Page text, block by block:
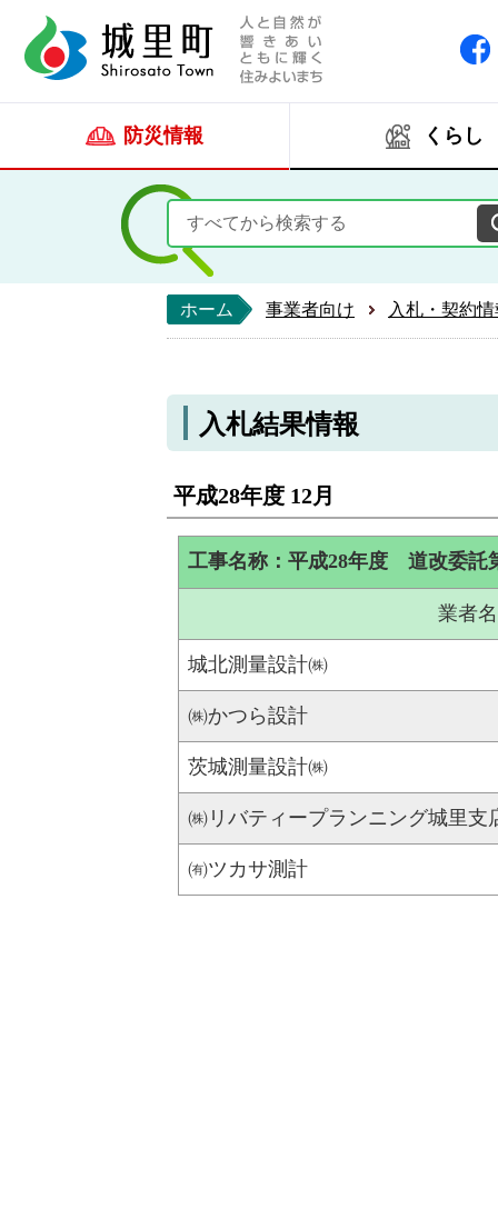
防災情報 くらし
ホーム 事業者向け 入札・契約
入札結果情報
平成28年度 12月
工事名称：平成28年度 道改委託
業者名
城北測量設計㈱
㈱かつら設計
茨城測量設計㈱
㈱リバティープランニング城里支
㈲ツカサ測計